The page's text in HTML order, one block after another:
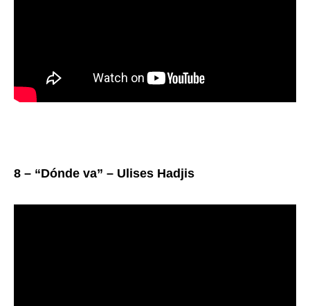
8 – “Dónde va” – Ulises Hadjis